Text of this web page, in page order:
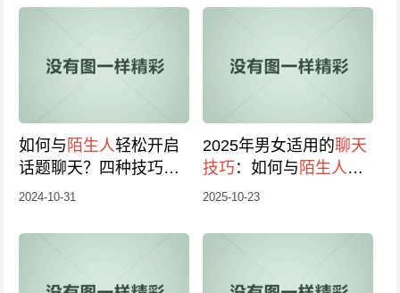
如何与 陌生人轻松开启
话题聊天？四种技巧分
享！
2024-10-31
2025年男女适用的聊天
技巧 ：如何与 陌生人快
速交流？
2025-10-23